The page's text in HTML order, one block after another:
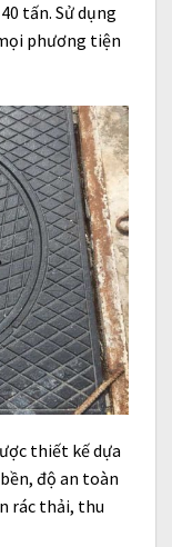
tấn. Sử dụng
phương tiện
thiết kế dựa
độ an toàn
rác thải, thu